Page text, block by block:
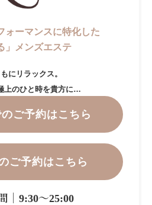
ォーマンスに特化した
」メンズエステ
にリラックス。
上のひと時を貴方に…
ご予約はこちら
ご予約はこちら
｜9:30～25:00